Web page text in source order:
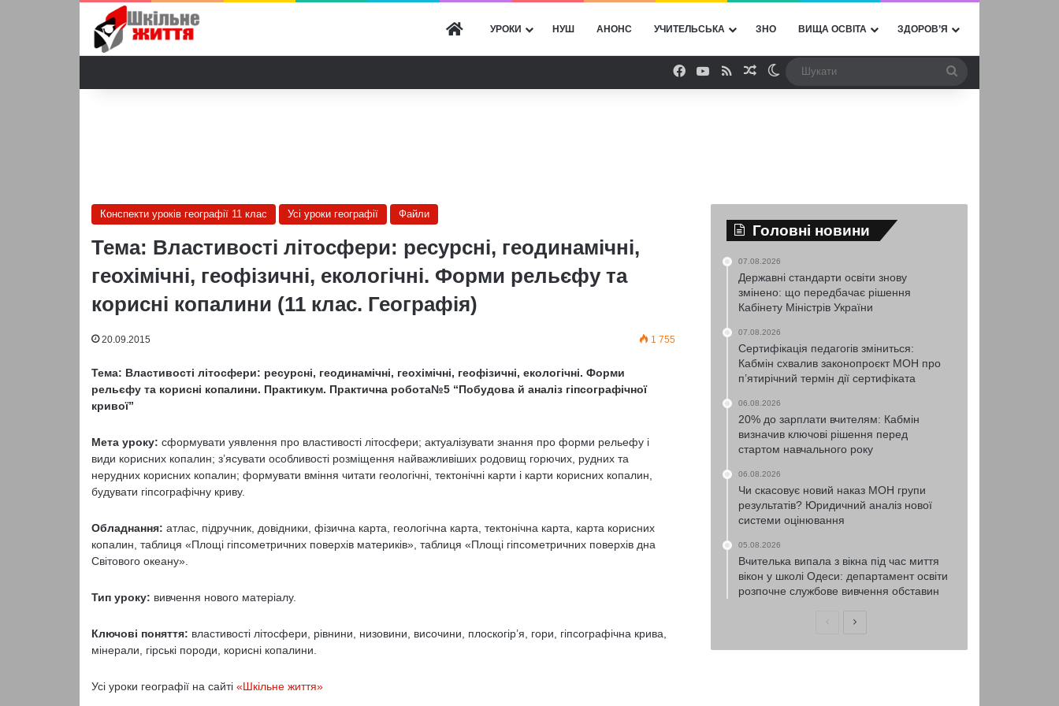
ГОЛОВНА
УРОКИ НУШ АНОНС УЧИТЕЛЬСЬКА ЗНО ВИЩА ОСВІТА ЗДОРОВ’Я
Facebook
YouTube
RSSВипадкова стаття
Switch skin
Конспекти уроків географії 11 клас Усі уроки географії Файли
Тема: Властивості літосфери: ресурсні, геодинамічні,
геохімічні, геофізичні, екологічні. Форми рельєфу та
корисні копалини (11 клас. Географія)
20.09.2015 1 755
Тема: Властивості літосфери: ресурсні, геодинамічні, геохімічні, геофізичні, екологічні. Форми
рельєфу та корисні копалини. Практикум. Практична робота№5 “Побудова й аналіз гіпсографічної
кривої”
Мета уроку: сформувати уявлення про властивості літосфери; актуалізувати знання про форми рельефу і
види корисних копалин; з’ясувати особливості розміщення найважливіших родовищ горючих, рудних та
нерудних корисних копалин; формувати вміння читати геологічні, тектонічні карти і карти корисних копалин,
будувати гіпсографічну криву.
Обладнання: атлас, підручник, довідники, фізична карта, геологічна карта, тектонічна карта, карта корисних
копалин, таблиця «Площі гіпсометричних поверхів материків», таблиця «Площі гіпсометричних поверхів дна
Світового океану».
Тип уроку: вивчення нового матеріалу.
Ключові поняття: властивості літосфери, рівнини, низовини, височини, плоскогір’я, гори, гіпсографічна крива,
мінерали, гірські породи, корисні копалини.
Усі уроки географії на сайті «Шкільне життя»
Головні новини
07.08.2026
Державні стандарти освіти знову
змінено: що передбачає рішення
Кабінету Міністрів України
07.08.2026
Сертифікація педагогів зміниться:
Кабмін схвалив законопроєкт МОН про
п’ятирічний термін дії сертифіката
06.08.2026
20% до зарплати вчителям: Кабмін
визначив ключові рішення перед
стартом навчального року
06.08.2026
Чи скасовує новий наказ МОН групи
результатів? Юридичний аналіз нової
системи оцінювання
05.08.2026
Вчителька випала з вікна під час миття
вікон у школі Одеси: департамент освіти
розпочне службове вивчення обставин
ПопередняНаступна